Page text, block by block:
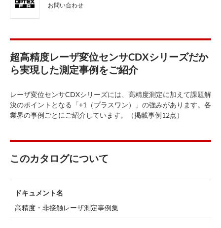
お問い合わせ
超高精度レーザ変位センサCDXシリーズだか
ら実現した測定事例をご紹介
レーザ変位センサCDXシリーズには、高精度測定に加えて課題解
決のポイントとなる「+1（プラスワン）」の強みがあります。各
業界の事例ごとにご紹介しています。（掲載事例12点）
このカタログについて
ドキュメント名
高精度・非接触レーザ測定事例集